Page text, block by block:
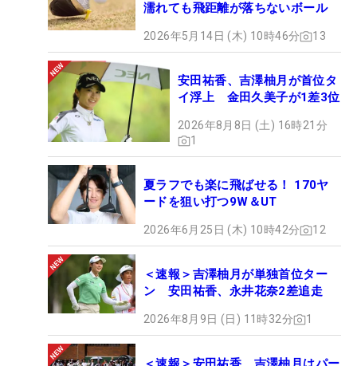
濡れても飛距離が落ちないボール
2026年5月14日 (木) 10時46分 13
安田祐香、吉澤柚月が首位タ
イ浮上 金田久美子が1差3位
2026年8月8日 (土) 16時21分
1
夏ラフでも楽に飛ばせる！ 170ヤ
ードを狙い打つ9W＆UT
2026年6月25日 (木) 10時42分 12
＜速報＞吉澤柚月が単独首位ター
ン 安田祐香、永井花奈2差追走
2026年8月9日 (日) 11時32分 1